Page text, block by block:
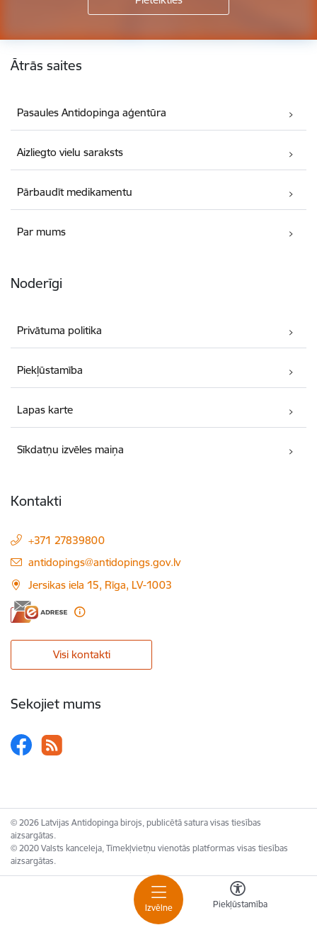
Izvēlne Piekļūstamība
Ātrās saites
Pasaules Antidopinga aģentūra
Aizliegto vielu saraksts
Pārbaudīt medikamentu
Par mums
Noderīgi
Privātuma politika
Piekļūstamība
Lapas karte
Sīkdatņu izvēles maiņa
Kontakti
+371 27839800
E-pasts:
antidopings@antidopings.gov.lv
Jersikas iela 15, Rīga, LV-1003
Visi kontakti
Sekojiet mums
© 2026 Latvijas Antidopinga birojs, publicētā satura visas tiesības
aizsargātas.
© 2020 Valsts kanceleja, Tīmekļvietņu vienotās platformas visas tiesības
aizsargātas.